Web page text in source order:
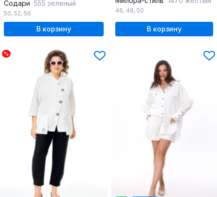
Содари 555 зеленый
50, 52, 56
В корзину
46, 48, 50
В корзину
%